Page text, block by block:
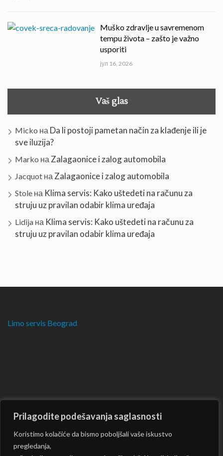
Prilagodite podešavanja saglasnosti
Koristimo kolačiće da bismo poboljšali vaše iskustvo
pregledanja,
Muško zdravlje u savremenom
tempu života – zašto je važno
usporiti
јул 16, 2026
Vaš glas
Micko на Da li postoji pametan način za klađenje ili je
sve iluzija?
Marko на Zalagaonice i zalog automobila
Jacquot на Zalagaonice i zalog automobila
Stole на Klima servis: Kako uštedeti na računu za
struju uz pravilan odabir klima uređaja
Lidija на Klima servis: Kako uštedeti na računu za
struju uz pravilan odabir klima uređaja
Limo servis Beograd